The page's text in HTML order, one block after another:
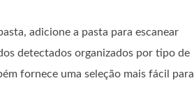
adicione a pasta para escanear
detectados organizados por tipo de
fornece uma seleção mais fácil para